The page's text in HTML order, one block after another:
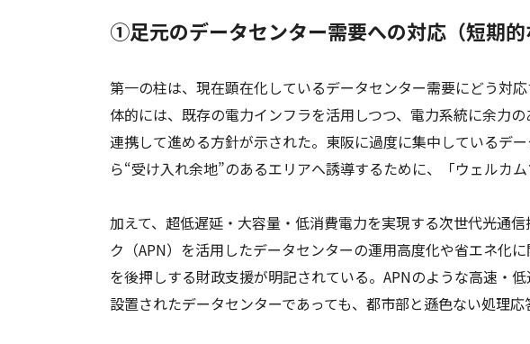
①足元のデータセンター需要への対応（短期的
第一の柱は、現在顕在化しているデータセンター需要にどう対
体的には、既存の電力インフラを活用しつつ、電力系統に余力
連携して進める方針が示された。東阪に過度に集中しているデ
ら“受け入れ余地”のあるエリアへ誘導するために、「ウェルカ
加えて、超低遅延・大容量・低消費電力を実現する次世代光通
ク（APN）を活用したデータセンターの運用高度化や省エネ化
を後押しする財政支援が明記されている。APNのような高速・
設置されたデータセンターであっても、都市部と遜色ない処理